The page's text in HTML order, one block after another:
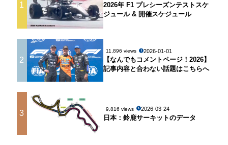
1
2026年 F1 プレシーズンテストスケ
ジュール & 開催スケジュール
2
11,896 views 2026-01-01
【なんでもコメントページ！2026】
記事内容と合わない話題はこちらへ
3 9,816 views 2026-03-24
日本：鈴鹿サーキットのデータ